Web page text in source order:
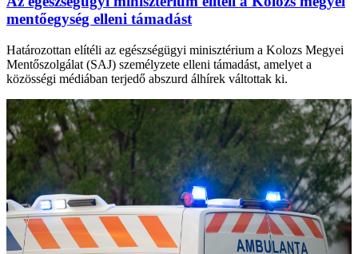
mentőegység elleni támadást
Határozottan elítéli az egészségügyi minisztérium a Kolozs Megyei
Mentőszolgálat (SAJ) személyzete elleni támadást, amelyet a
közösségi médiában terjedő abszurd álhírek váltottak ki.